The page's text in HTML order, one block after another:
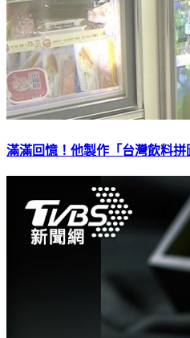
滿滿回憶！他製作「台灣飲料